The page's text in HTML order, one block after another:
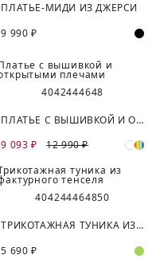
ПЛАТЬЕ-МИДИ ИЗ ДЖЕРСИ
9 990 ₽
4042444648
ПЛАТЬЕ С ВЫШИВКОЙ И ОТКРЫТЫМИ ПЛЕЧАМИ
9 093 ₽
12 990 ₽
404244464850
ТРИКОТАЖНАЯ ТУНИКА ИЗ ФАКТУРНОГО ТЕНСЕЛЯ
5 690 ₽